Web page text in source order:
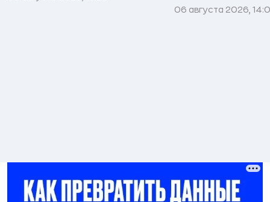
06 августа 2026,